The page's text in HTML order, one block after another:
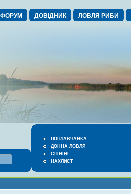
ФОРУМ ДОВІДНИК ЛОВЛЯ РИБИ
ПОПЛАВЧАНКА
ДОННА ЛОВЛЯ
СПІНІНГ
НАХЛИСТ